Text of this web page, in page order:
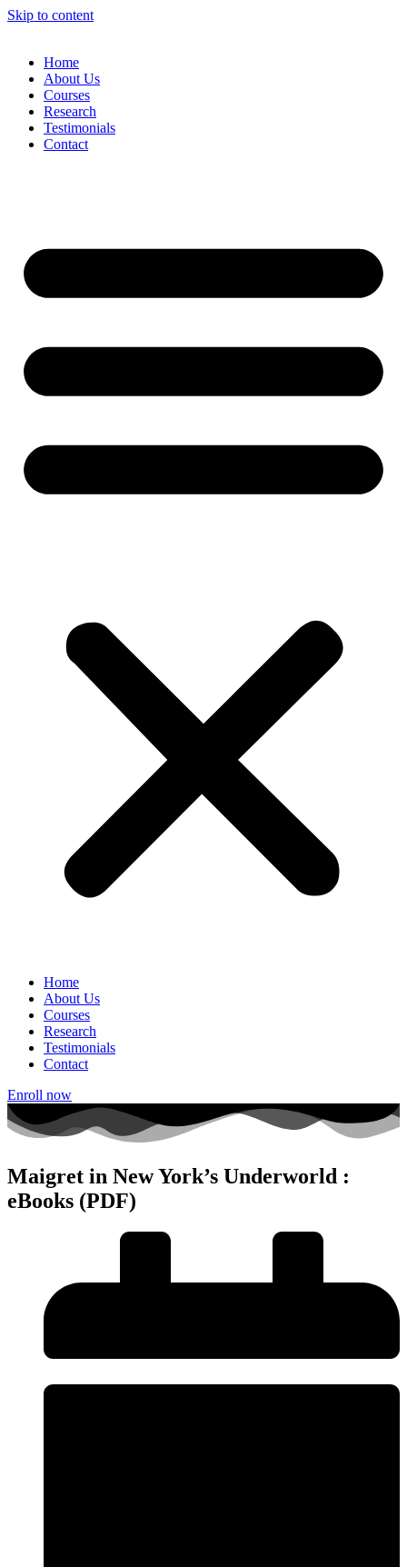
Skip to content
Home
About Us
Courses
Research
Testimonials
Contact
Home
About Us
Courses
Research
Testimonials
Contact
Enroll now
Maigret in New York’s Underworld :
eBooks (PDF)